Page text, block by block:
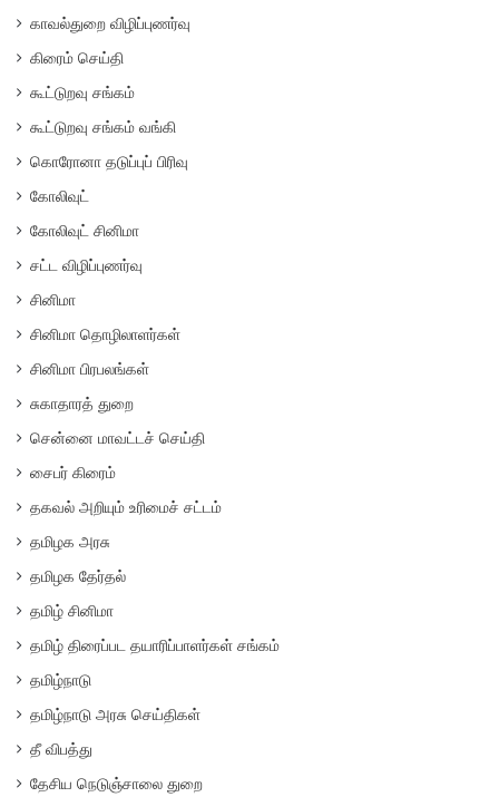
காவல்துறை விழிப்புணர்வு
கிரைம் செய்தி
கூட்டுறவு சங்கம்
கூட்டுறவு சங்கம் வங்கி
கொரோனா தடுப்புப் பிரிவு
கோலிவுட்
கோலிவுட் சினிமா
சட்ட விழிப்புணர்வு
சினிமா
சினிமா தொழிலாளர்கள்
சினிமா பிரபலங்கள்
சுகாதாரத் துறை
சென்னை மாவட்டச் செய்தி
சைபர் கிரைம்
தகவல் அறியும் உரிமைச் சட்டம்
தமிழக அரசு
தமிழக தேர்தல்
தமிழ் சினிமா
தமிழ் திரைப்பட தயாரிப்பாளர்கள் சங்கம்
தமிழ்நாடு
தமிழ்நாடு அரசு செய்திகள்
தீ விபத்து
தேசிய நெடுஞ்சாலை துறை